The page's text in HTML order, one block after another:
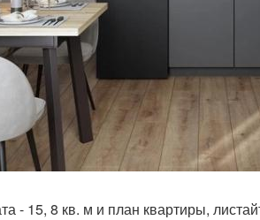
- 15, 8 кв. м и план квартиры,